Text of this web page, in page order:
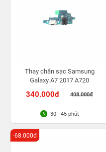
Thay chân sạc Samsung
Galaxy A7 2017 A720
340.000đ 408.000đ
30 - 45 phút
-68.000đ